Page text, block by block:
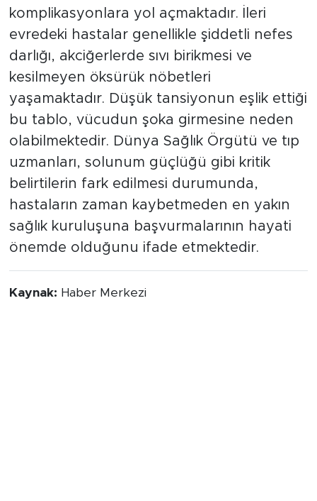
komplikasyonlara yol açmaktadır. İleri
evredeki hastalar genellikle şiddetli nefes
darlığı, akciğerlerde sıvı birikmesi ve
kesilmeyen öksürük nöbetleri
yaşamaktadır. Düşük tansiyonun eşlik ettiği
bu tablo, vücudun şoka girmesine neden
olabilmektedir. Dünya Sağlık Örgütü ve tıp
uzmanları, solunum güçlüğü gibi kritik
belirtilerin fark edilmesi durumunda,
hastaların zaman kaybetmeden en yakın
sağlık kuruluşuna başvurmalarının hayati
önemde olduğunu ifade etmektedir.
Kaynak: Haber Merkezi